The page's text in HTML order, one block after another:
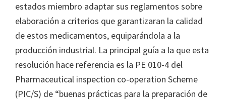
estados miembro adaptar sus reglamentos sobre
elaboración a criterios que garantizaran la calidad
de estos medicamentos, equiparándola a la
producción industrial. La principal guía a la que esta
resolución hace referencia es la PE 010-4 del
Pharmaceutical inspection co-operation Scheme
(PIC/S) de “buenas prácticas para la preparación de